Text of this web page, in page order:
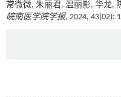
常微微, 朱丽君, 温丽影, 华龙,
皖南医学院学报, 2024, 43(02):